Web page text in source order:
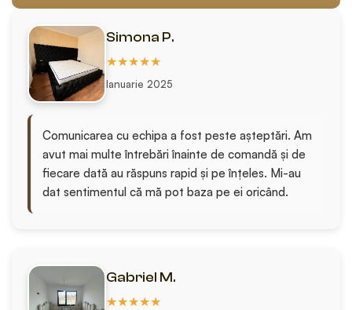
Simona P.
★★★★★
Ianuarie 2025
Comunicarea cu echipa a fost peste așteptări. Am
avut mai multe întrebări înainte de comandă și de
fiecare dată au răspuns rapid și pe înțeles. Mi-au
dat sentimentul că mă pot baza pe ei oricând.
Gabriel M.
★★★★★